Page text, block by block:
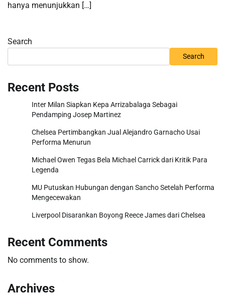
hanya menunjukkan […]
Search
Search
Recent Posts
Inter Milan Siapkan Kepa Arrizabalaga Sebagai
Pendamping Josep Martinez
Chelsea Pertimbangkan Jual Alejandro Garnacho Usai
Performa Menurun
Michael Owen Tegas Bela Michael Carrick dari Kritik Para
Legenda
MU Putuskan Hubungan dengan Sancho Setelah Performa
Mengecewakan
Liverpool Disarankan Boyong Reece James dari Chelsea
Recent Comments
No comments to show.
Archives